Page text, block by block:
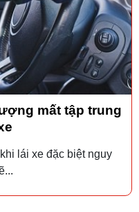
mất tập trung
lái xe đặc biệt nguy